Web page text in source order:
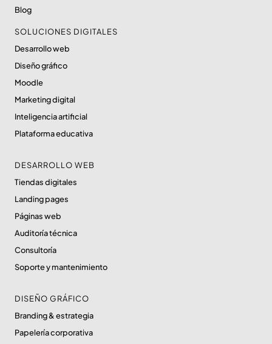
Blog
SOLUCIONES DIGITALES
Desarrollo web
Diseño gráfico
Moodle
Marketing digital
Inteligencia artificial
Plataforma educativa
DESARROLLO WEB
Tiendas digitales
Landing pages
Páginas web
Auditoría técnica
Consultoría
Soporte y mantenimiento
DISEÑO GRÁFICO
Branding & estrategia
Papelería corporativa